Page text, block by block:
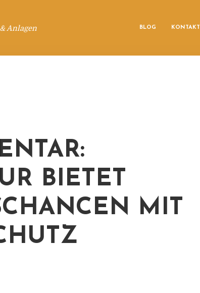
Anlagen BLOG KONTAKT
BIETET
MIT